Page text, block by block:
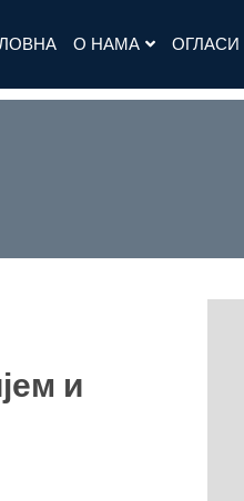
О НАМА ОГЛАСИ
и